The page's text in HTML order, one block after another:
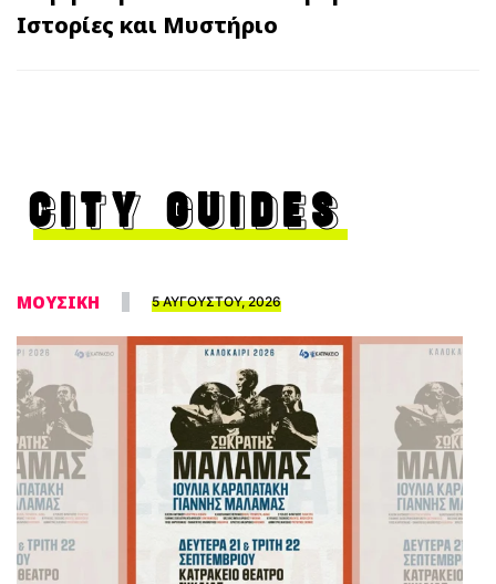
Ιστορίες και Μυστήριο
CITY GUIDES
ΜΟΥΣΙΚΗ 5 ΑΥΓΟΥΣΤΟΥ, 2026